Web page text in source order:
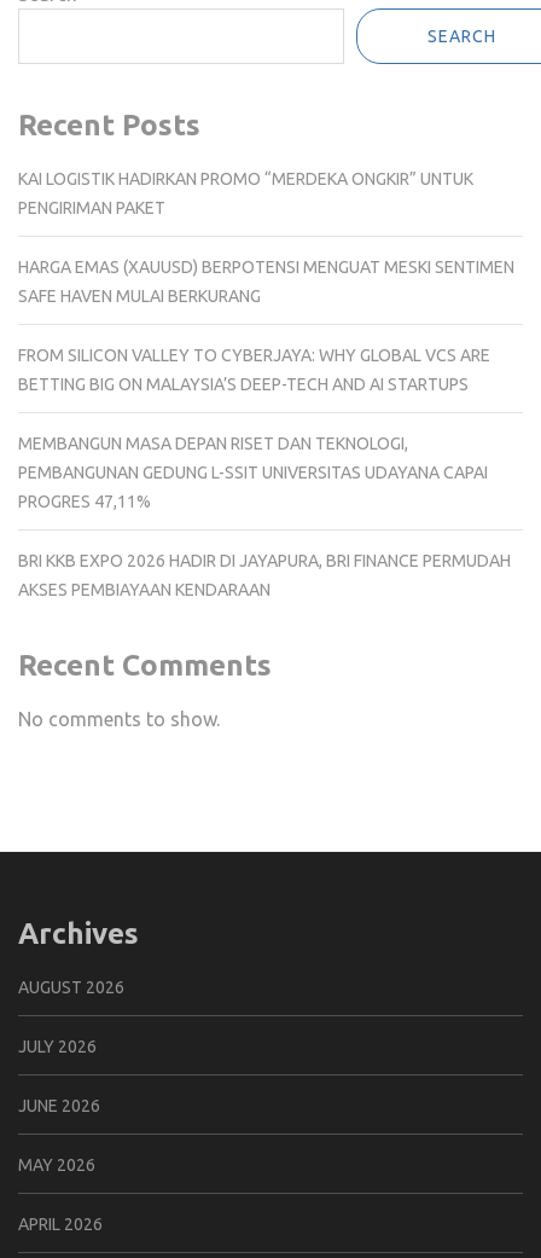
SEARCH
Recent Posts
KAI LOGISTIK HADIRKAN PROMO “MERDEKA ONGKIR” UNTUK
PENGIRIMAN PAKET
HARGA EMAS (XAUUSD) BERPOTENSI MENGUAT MESKI SENTIMEN
SAFE HAVEN MULAI BERKURANG
FROM SILICON VALLEY TO CYBERJAYA: WHY GLOBAL VCS ARE
BETTING BIG ON MALAYSIA’S DEEP-TECH AND AI STARTUPS
MEMBANGUN MASA DEPAN RISET DAN TEKNOLOGI,
PEMBANGUNAN GEDUNG L-SSIT UNIVERSITAS UDAYANA CAPAI
PROGRES 47,11%
BRI KKB EXPO 2026 HADIR DI JAYAPURA, BRI FINANCE PERMUDAH
AKSES PEMBIAYAAN KENDARAAN
Recent Comments
No comments to show.
Archives
AUGUST 2026
JULY 2026
JUNE 2026
MAY 2026
APRIL 2026